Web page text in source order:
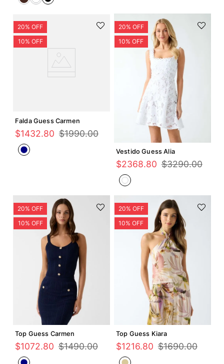
Falda Guess Carmen
$1432.80 $1990.00 Agregar +
Vestido Guess Alia
$2368.80 $3290.00
Agregar +
Top Guess Carmen
$1072.80 $1490.00
Agregar +
Top Guess Kiara
$1216.80 $1690.00